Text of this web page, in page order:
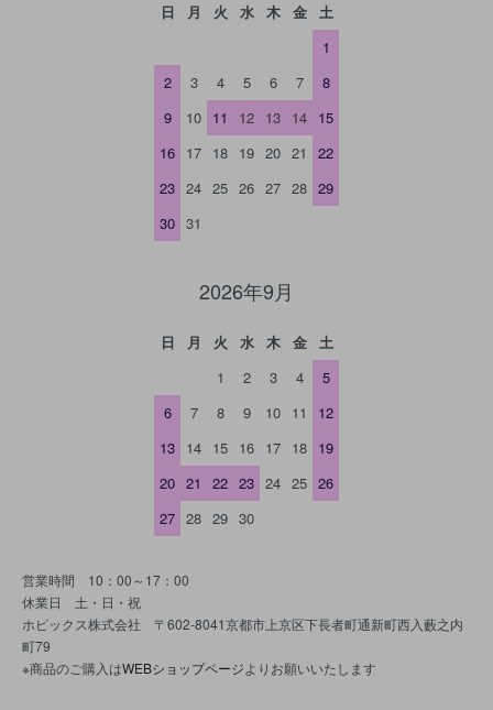
日 月 火 水 木 金
土
1
2
3 4 5 6 7
8
9
10 11 12 13 14 15
16 17 18 19 20 21
22
23 24 25 26 27 28 29
30 31
2026年9月
日 月 火 水 木 金
土
1
2 3 4
5
6
7 8 9 10 11
12
13 14 15 16 17 18 19
20 21 22 23 24 25 26
27 28 29 30
営業時間 10：00～17：00
休業日 土・日・祝
ホビックス株式会社 〒602-8041京都市上京区下長者町通新町西入藪之内
町79
※商品のご購入はWEBショップページよりお願いいたします